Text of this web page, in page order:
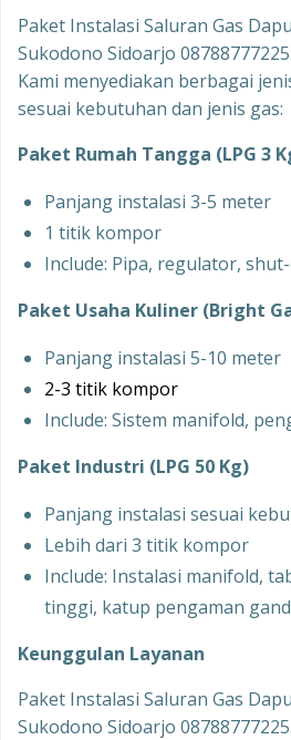
Paket Instalasi Saluran Gas
Sukodono Sidoarjo
Kami menyediakan berbagai
sesuai kebutuhan dan jenis gas:
Paket Rumah Tangga (LPG 3
Panjang instalasi 3-5 meter
1 titik kompor
Include: Pipa, regulator,
Paket Usaha Kuliner (Bright
Panjang instalasi 5-10 meter
2-3 titik kompor
Include: Sistem manifold,
Paket Industri (LPG 50 Kg)
Panjang instalasi sesuai
Lebih dari 3 titik kompor
Include: Instalasi manifold,
tinggi, katup pengaman
Keunggulan Layanan
Paket Instalasi Saluran Gas
Sukodono Sidoarjo